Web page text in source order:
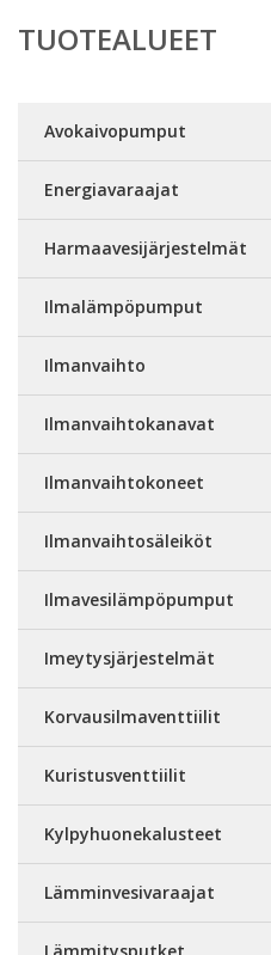
TUOTEALUEET
Avokaivopumput
Energiavaraajat
Harmaavesijärjestelmät
Ilmalämpöpumput
Ilmanvaihto
Ilmanvaihtokanavat
Ilmanvaihtokoneet
Ilmanvaihtosäleiköt
Ilmavesilämpöpumput
Imeytysjärjestelmät
Korvausilmaventtiilit
Kuristusventtiilit
Kylpyhuonekalusteet
Lämminvesivaraajat